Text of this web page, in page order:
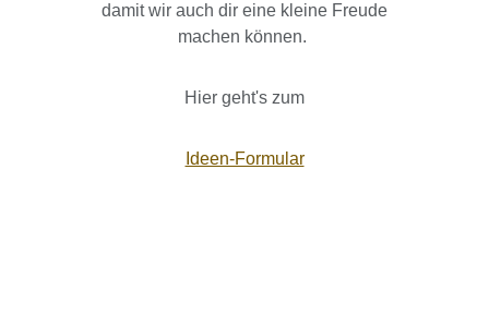
damit wir auch dir eine kleine Freude
machen können.
Hier geht's zum
Ideen-Formular